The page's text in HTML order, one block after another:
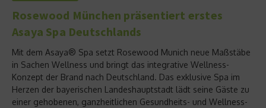
Rosewood München präsentiert erstes
Asaya Spa Deutschlands
Mit dem Asaya® Spa setzt Rosewood Munich neue Maßstäbe
in Sachen Wellness und bringt das integrative Wellness-
Konzept der Brand nach Deutschland. Das exklusive Spa im
Herzen der bayerischen Landeshauptstadt lädt seine Gäste zu
einer gehobenen, ganzheitlichen Gesundheits- und Wellness-